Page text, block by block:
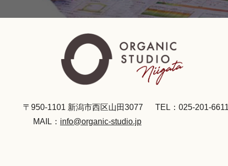
〒950-1101 新潟市西区山田3077
TEL：025-201-
MAIL： info@organic-studio.jp